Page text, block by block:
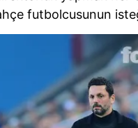
futbolcusunun